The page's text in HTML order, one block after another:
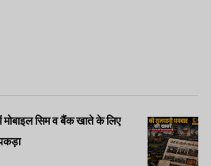
सिम व बैंक खाते के लिए